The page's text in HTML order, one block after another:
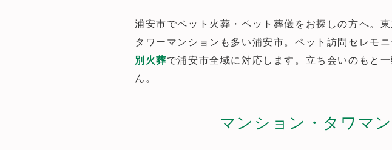
浦安市でペット火葬・ペット葬儀をお探しの方へ。
タワーマンションも多い浦安市。ペット訪問セレモ
別火葬で浦安市全域に対応します。立ち会いのもと
ん。
マンション・タワマ